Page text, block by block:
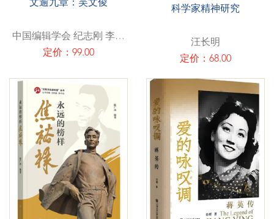
文逾九章：吴文俊
中国编辑学会 纪志刚 李文
林
定价：99.00
科学家精神研究
汪长明
定价：68.00